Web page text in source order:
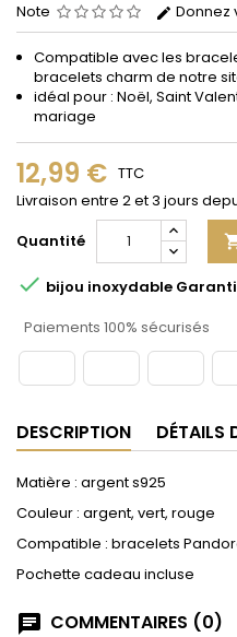
Note Donnez
Compatible avec les
bracelets charm de notre
idéal pour : Noël, Saint
mariage
12,99 € TTC
Livraison entre 2 et 3 jours
Quantité
 bijou inoxydable
Paiements 100% sécurisés
DESCRIPTION DÉTAILS
Matière : argent s925
Couleur : argent, vert, rouge
Compatible : bracelets
Pochette cadeau incluse
COMMENTAIRES (0)